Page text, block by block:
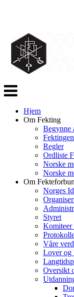
Veksle
navigasjon
Hjem
Om Fekting
Begynne
Regler
Ordliste
Norske
Norske
Om
Norges
Styret
Komiteer
Våre
Lover og
Oversikt